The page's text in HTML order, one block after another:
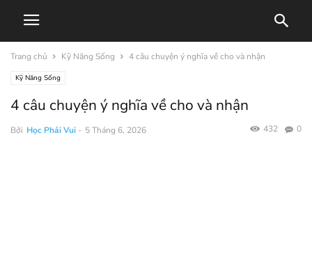
Trang chủ Kỹ Năng Sống 4 câu chuyện ý nghĩa về cho và nhận
Kỹ Năng Sống
4 câu chuyện ý nghĩa về cho và nhận
Bởi Học Phải Vui - 5 Tháng 6, 2026 0
432